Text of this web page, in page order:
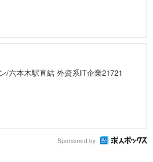
/六本木駅直結 外資系IT企業21721
Sponsored by